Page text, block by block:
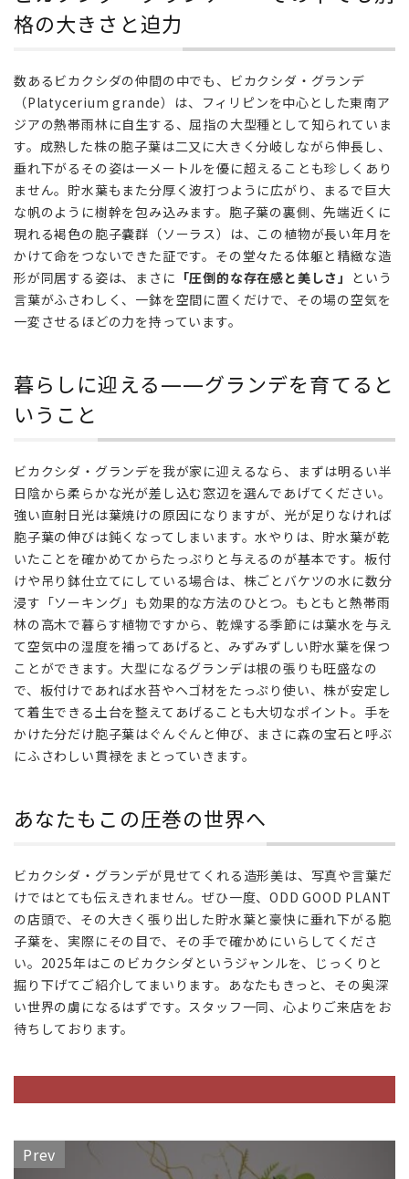
界
ビカ
ダ・
グラ
ンデ
——
その
中で
も別
大き
さと
迫力
ら
し
に
る
——
グ
ラ
ン
デ
を
育
て
る
と
う
こ
と
な
た
こ
圧
巻
の
世
界
へ
格の大きさと迫力
数あるビカクシダの仲間の中でも、ビカクシダ・グランデ
（Platycerium grande）は、フィリピンを中心とした東南ア
ジアの熱帯雨林に自生する、屈指の大型種として知られていま
す。成熟した株の胞子葉は二又に大きく分岐しながら伸長し、
垂れ下がるその姿は一メートルを優に超えることも珍しくあり
ません。貯水葉もまた分厚く波打つように広がり、まるで巨大
な帆のように樹幹を包み込みます。胞子葉の裏側、先端近くに
現れる褐色の胞子嚢群（ソーラス）は、この植物が長い年月を
かけて命をつないできた証です。その堂々たる体躯と精緻な造
形が同居する姿は、まさに 「圧倒的な存在感と美しさ」 という
言葉がふさわしく、一鉢を空間に置くだけで、その場の空気を
一変させるほどの力を持っています。
暮らしに迎える——グランデを育てると
いうこと
ビカクシダ・グランデを我が家に迎えるなら、まずは明るい半
日陰から柔らかな光が差し込む窓辺を選んであげてください。
強い直射日光は葉焼けの原因になりますが、光が足りなければ
胞子葉の伸びは鈍くなってしまいます。水やりは、貯水葉が乾
いたことを確かめてからたっぷりと与えるのが基本です。板付
けや吊り鉢仕立てにしている場合は、株ごとバケツの水に数分
浸す「ソーキング」も効果的な方法のひとつ。もともと熱帯雨
林の高木で暮らす植物ですから、乾燥する季節には葉水を与え
て空気中の湿度を補ってあげると、みずみずしい貯水葉を保つ
ことができます。大型になるグランデは根の張りも旺盛なの
で、板付けであれば水苔やヘゴ材をたっぷり使い、株が安定し
て着生できる土台を整えてあげることも大切なポイント。手を
かけた分だけ胞子葉はぐんぐんと伸び、まさに森の宝石と呼ぶ
にふさわしい貫禄をまとっていきます。
あなたもこの圧巻の世界へ
ビカクシダ・グランデが見せてくれる造形美は、写真や言葉だ
けではとても伝えきれません。ぜひ一度、ODD GOOD PLANT
の店頭で、その大きく張り出した貯水葉と豪快に垂れ下がる胞
子葉を、実際にその目で、その手で確かめにいらしてくださ
い。2025年はこのビカクシダというジャンルを、じっくりと
掘り下げてご紹介してまいります。あなたもきっと、その奥深
い世界の虜になるはずです。スタッフ一同、心よりご来店をお
待ちしております。
Prev